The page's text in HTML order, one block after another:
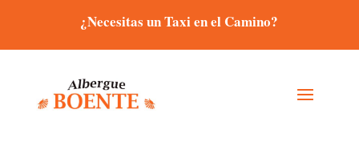
¿Necesitas un Taxi en el Camino?